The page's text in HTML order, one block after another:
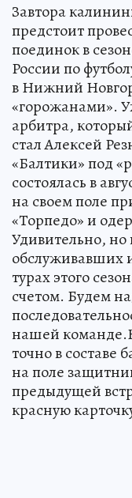
Завтора
предстоит
поединок в
России по
в Нижний
«горожанами».
арбитра,
стал Алексей
«Балтики» под
состоялась в
на своем поле
«Торпедо» и
Удивительно,
обслуживавших
турах этого
счетом. Будем
нашей
точно в составе
на поле
предыдущей
красную